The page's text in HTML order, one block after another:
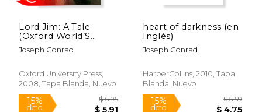
Lord Jim: A Tale
(Oxford World’S
Classics) (en Inglés)
Joseph Conrad
Oxford University Press,
2008, Tapa Blanda, Nuevo
heart of darkness (en
Inglés)
Joseph Conrad
HarperCollins, 2010, Tapa
Blanda, Nuevo